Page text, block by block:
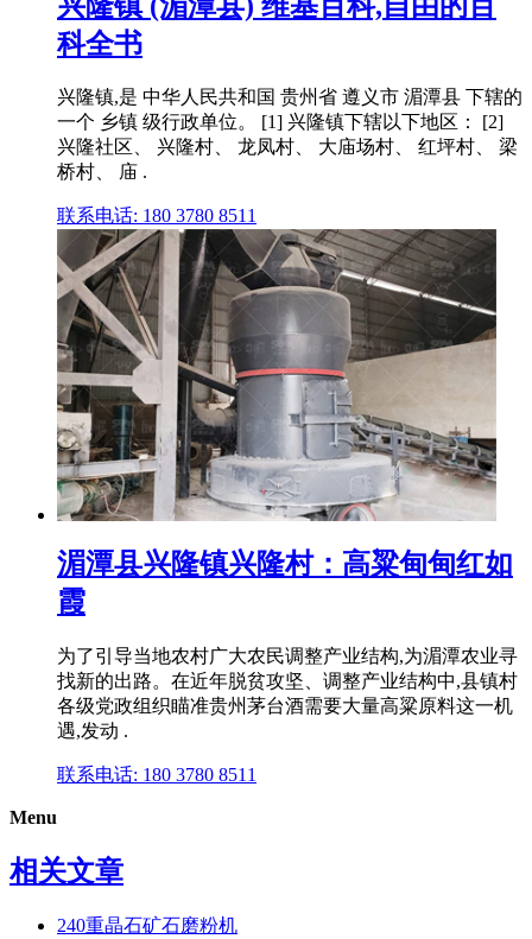
科全书
兴隆镇,是 中华人民共和国 贵州省 遵义市 湄潭县 下辖的
一个 乡镇 级行政单位。 [1] 兴隆镇下辖以下地区： [2]
兴隆社区、 兴隆村、 龙凤村、 大庙场村、 红坪村、 梁
桥村、 庙 .
联系电话: 180 3780 8511
湄潭县兴隆镇兴隆村：高粱甸甸红如
霞
为了引导当地农村广大农民调整产业结构,为湄潭农业寻
找新的出路。在近年脱贫攻坚、调整产业结构中,县镇村
各级党政组织瞄准贵州茅台酒需要大量高粱原料这一机
遇,发动 .
联系电话: 180 3780 8511
Menu
相关文章
240重晶石矿石磨粉机